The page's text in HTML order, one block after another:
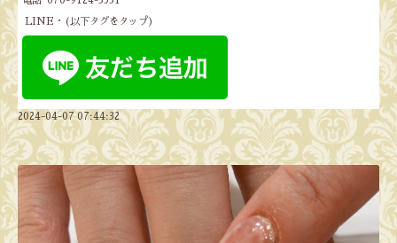
LINE・(以下タグをタップ)
2024-04-07 07:44:32